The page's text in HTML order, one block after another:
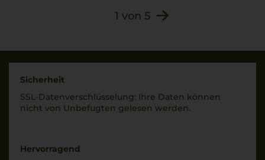
1 von 5
Sicherheit
SSL-Daten­verschlüs­selung: Ihre Daten können
nicht von Unbe­fugten gelesen werden.
Hervorragend